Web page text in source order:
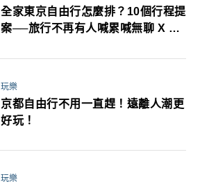
全家東京自由行怎麼排？10個行程提
案──旅行不再有人喊累喊無聊 X 爸
玩樂
京都自由行不用一直趕！遠離人潮更
好玩！
玩樂